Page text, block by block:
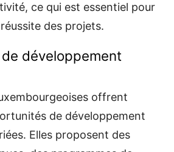
ce qui est essentiel pour
des projets.
développement
offrent
de développement
Elles proposent des